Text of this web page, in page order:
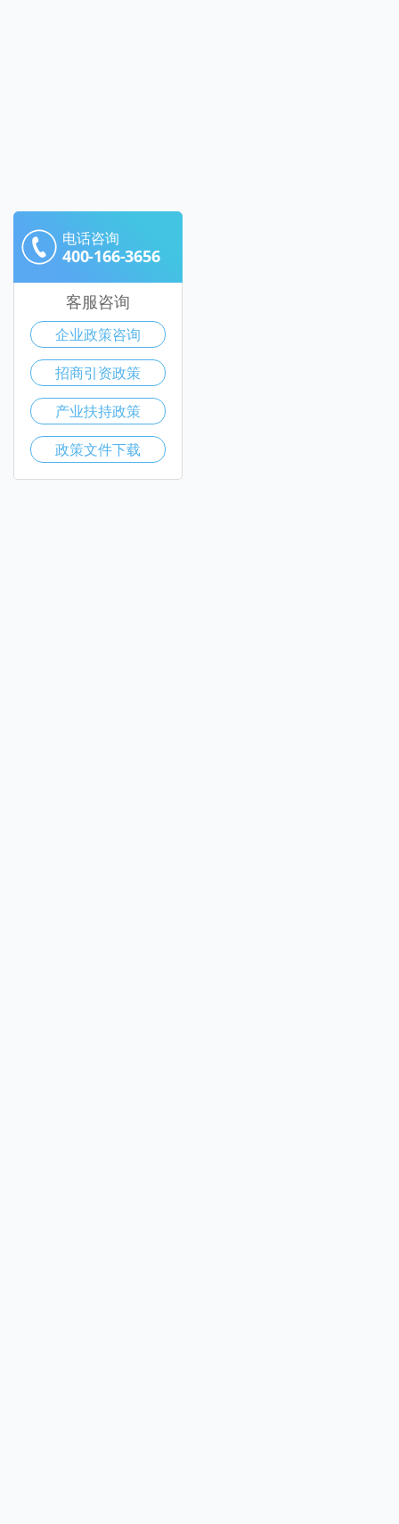
电话咨询
400-166-3656
客服咨询
企业政策咨询
招商引资政策
产业扶持政策
政策文件下载